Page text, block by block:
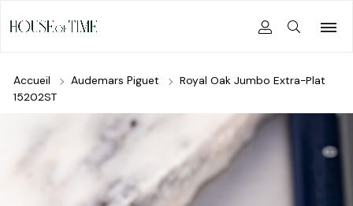
Accueil Audemars Piguet
Royal Oak Jumbo Extra-Plat
15202ST